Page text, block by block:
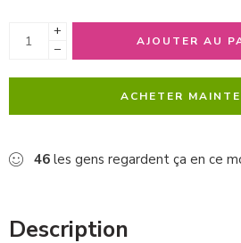
+
−
AJOUTER AU
ACHETER
46 les gens regardent ça en ce
Description